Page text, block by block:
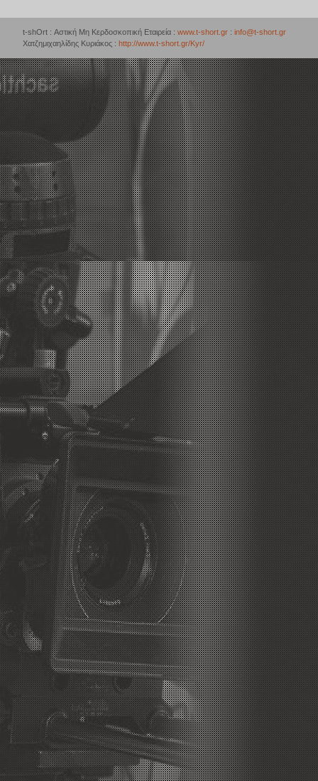
t-shOrt : Αστική Μη Κερδοσκοπική Εταιρεία : www.t-short.gr : info@t-short.gr
Χατζημιχαηλίδης Κυριάκος : http://www.t-short.gr/Kyr/